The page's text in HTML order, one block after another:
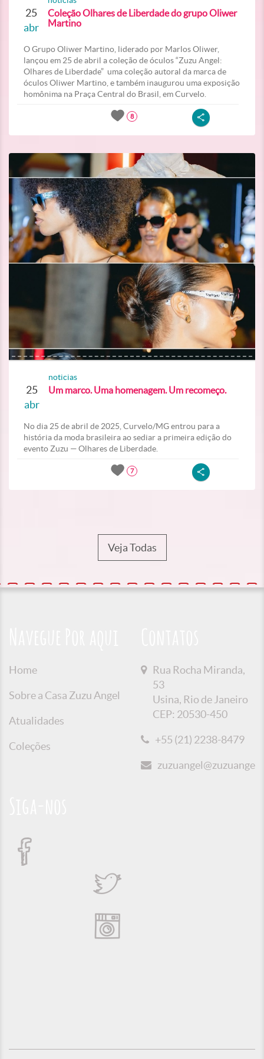
25
abr
Coleção Olhares de Liberdade do grupo Oliwer
Martino
O Grupo Oliwer Martino, liderado por Marlos Oliwer,
lançou em 25 de abril a coleção de óculos “Zuzu Angel:
Olhares de Liberdade” uma coleção autoral da marca de
óculos Oliwer Martino, e também inaugurou uma exposição
homônima na Praça Central do Brasil, em Curvelo.
8
25
abr
noticias
Um marco. Uma homenagem. Um recomeço.
No dia 25 de abril de 2025, Curvelo/MG entrou para a
história da moda brasileira ao sediar a primeira edição do
evento Zuzu — Olhares de Liberdade.
7
Veja Todas
Home
Sobre a Casa Zuzu Angel
Atualidades
Coleções
Rua Rocha Miranda,
53
Usina, Rio de Janeiro
CEP: 20530-450
+55 (21) 2238-8479